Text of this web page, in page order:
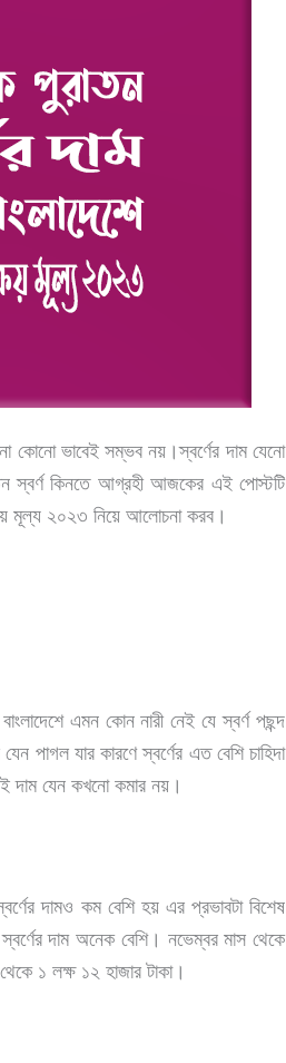
কোনো ভাবেই সম্ভব নয়।স্বর্ণের দাম যেনো
স্বর্ণ কিনতে আগ্রহী আজকের এই পোস্টটি
মূল্য ২০২৩ নিয়ে আলোচনা করব।
এমন কোন নারী নেই যে স্বর্ণ পছন্দ
পাগল যার কারণে স্বর্ণের এত বেশি চাহিদা
দাম যেন কখনো কমার নয়।
দামও কম বেশি হয় এর প্রভাবটা বিশেষ
স্বর্ণের দাম অনেক বেশি। নভেম্বর মাস থেকে
থেকে ১ লক্ষ ১২ হাজার টাকা।